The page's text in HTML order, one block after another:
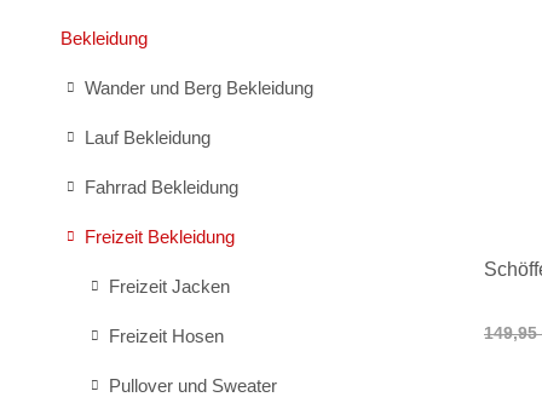
Bekleidung
Wander und Berg Bekleidung
Lauf Bekleidung
Fahrrad Bekleidung
Freizeit Bekleidung
Freizeit Jacken
Freizeit Hosen
Pullover und Sweater
149,95